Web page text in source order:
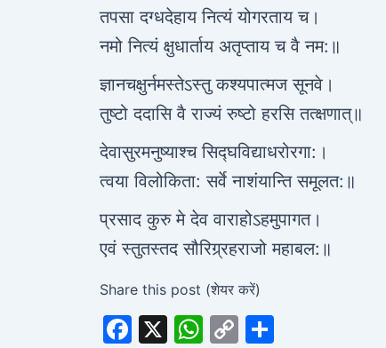
तपसा दग्धदेहाय नित्यं योगरताय च।
नमो नित्यं क्षुधार्ताय अतृप्ताय च वै नम:॥
ज्ञानचक्षुर्नमस्तेऽस्तु कश्यपात्मज सूनवे।
तुष्टो ददासि वै राज्यं रुष्टो हरसि तत्क्षणात्॥
देवासुरमनुष्याश्च सिद्घविद्याधरोरगा:।
त्वया विलोकिता: सर्वे नाशंयान्ति समूलत:॥
प्रसाद कुरु मे देव वाराहोऽहमुपागत।
एवं स्तुतस्तद सौरिग्र्रहराजो महाबल:॥
Share this post (शेयर करें)
F
X
W C